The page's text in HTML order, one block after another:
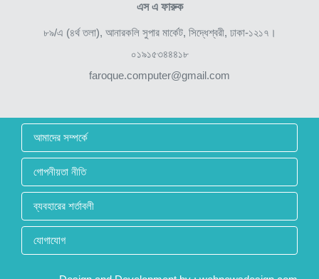
এস এ ফারুক
৮৯/এ (৪র্থ তলা), আনারকলি সুপার মার্কেট, সিদ্ধেশ্বরী, ঢাকা-১২১৭।
০১৯১৫৩৪৪৪১৮
faroque.computer@gmail.com
আমাদের সম্পর্কে
গোপনীয়তা নীতি
ব্যবহারের শর্তাবলী
যোগাযোগ